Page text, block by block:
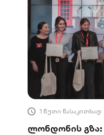
1 წუთი წასაკითხად
ლონდონის